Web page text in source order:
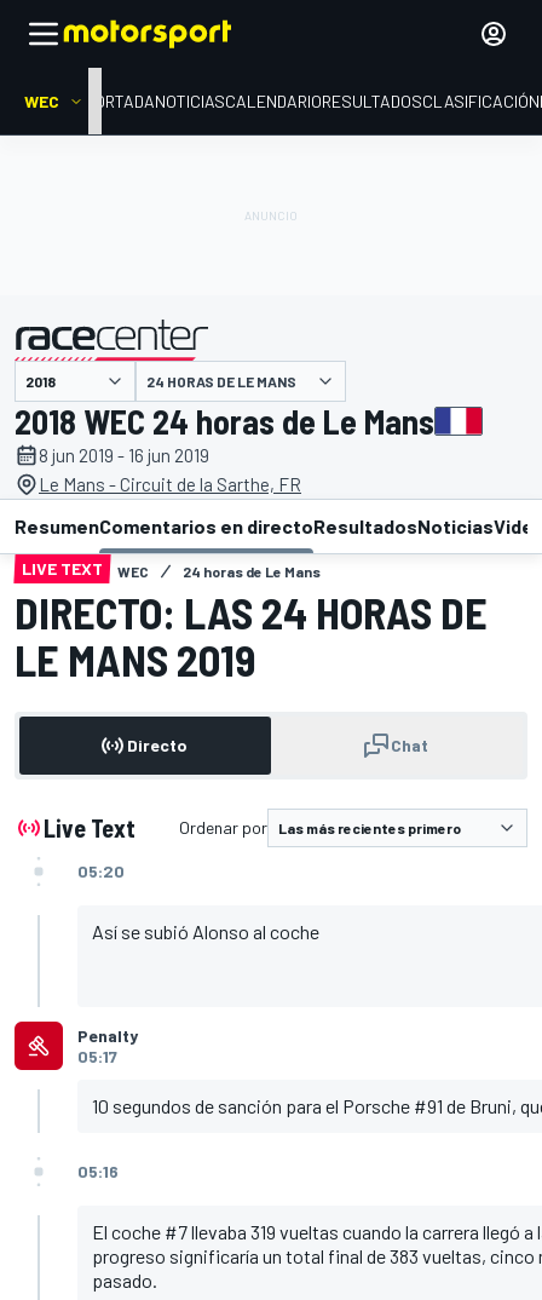
WEC PORTADANOTICIASCALENDARIORESULTADOSCLASIFICACIÓN
24 HORAS DE LE MANS
2018 WEC 24 horas de Le Mans
8 jun 2019 - 16 jun 2019
Le Mans - Circuit de la Sarthe, FR
ResumenComentarios en directoResultadosNoticias
LIVE TEXT WEC 24 horas de Le Mans
DIRECTO: LAS 24 HORAS DE
LE MANS 2019
Directo Chat
Live Text Ordenar por
05:20
Así se subió Alonso al coche
Penalty
05:17
10 segundos de sanción para el Porsche #91 de Bruni,
05:16
El coche #7 llevaba 319 vueltas cuando la carrera llegó
progreso significaría un total final de 383 vueltas, cinco
pasado.